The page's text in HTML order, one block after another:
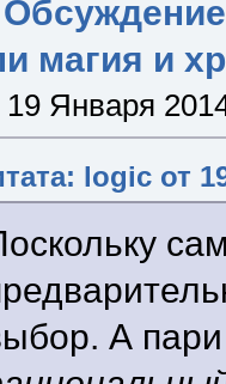
магия и
19 Января
logic от
А